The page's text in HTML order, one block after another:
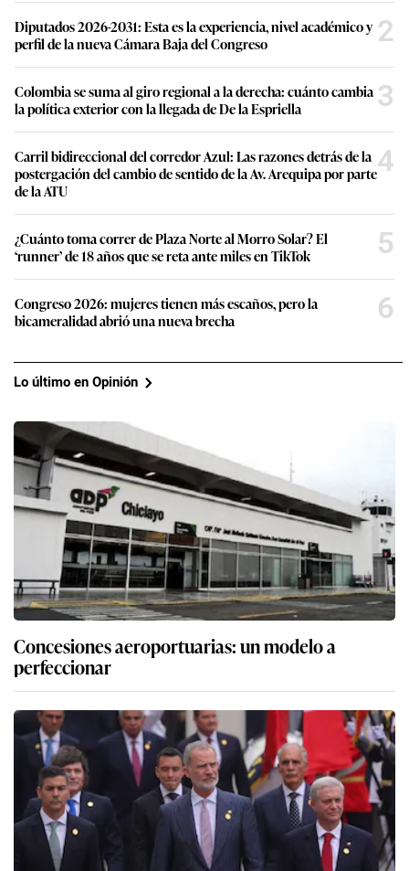
Diputados 2026-2031: Esta es la experiencia, nivel académico y
perfil de la nueva Cámara Baja del Congreso
2
Colombia se suma al giro regional a la derecha: cuánto cambia
la política exterior con la llegada de De la Espriella
3
Carril bidireccional del corredor Azul: Las razones detrás de la
postergación del cambio de sentido de la Av. Arequipa por parte
de la ATU
4
¿Cuánto toma correr de Plaza Norte al Morro Solar? El
‘runner’ de 18 años que se reta ante miles en TikTok
5
Congreso 2026: mujeres tienen más escaños, pero la
bicameralidad abrió una nueva brecha
6
Lo último en Opinión
Concesiones aeroportuarias: un modelo a
perfeccionar